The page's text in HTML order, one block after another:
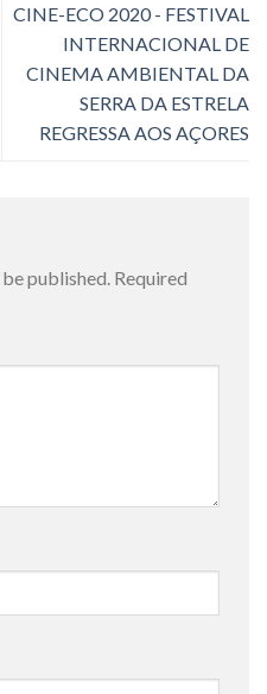
CINE-ECO 2020 - FESTIVAL
INTERNACIONAL DE
CINEMA AMBIENTAL DA
SERRA DA ESTRELA
REGRESSA AOS AÇORES
published. Required